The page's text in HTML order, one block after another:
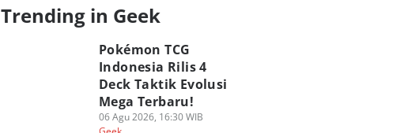
Trending in Geek
Pokémon TCG
Indonesia Rilis 4
Deck Taktik Evolusi
Mega Terbaru!
06 Agu 2026, 16:30 WIB